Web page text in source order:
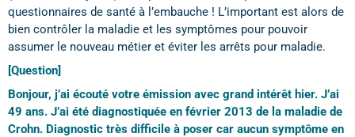
questionnaires de santé à l’embauche ! L’important est alors de
bien contrôler la maladie et les symptômes pour pouvoir
assumer le nouveau métier et éviter les arrêts pour maladie.
[Question]
Bonjour, j’ai écouté votre émission avec grand intérêt hier. J’ai
49 ans. J’ai été diagnostiquée en février 2013 de la maladie de
Crohn. Diagnostic très difficile à poser car aucun symptôme en